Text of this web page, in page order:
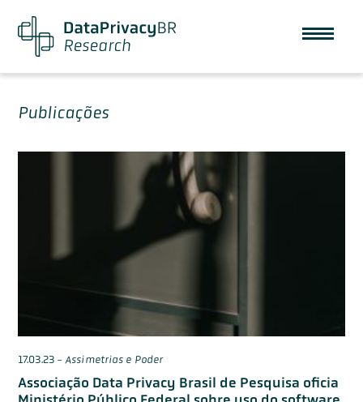
Publicações
17.03.23- Assimetrias e Poder
Associação Data Privacy Brasil de Pesquisa oficia